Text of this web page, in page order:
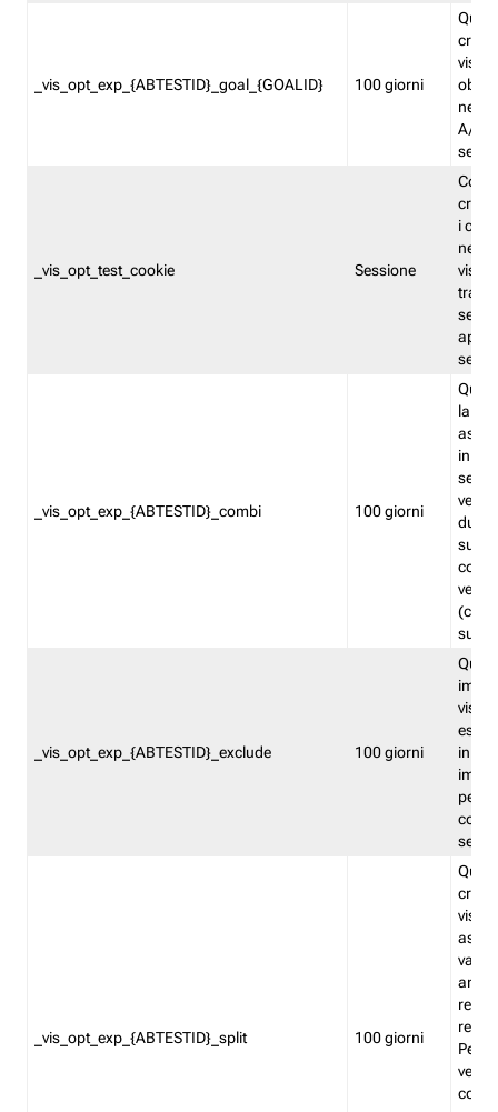
_vis_opt_exp_{ABTESTID}_goal_{GOALID} 100 giorni
nel
A/B.
_vis_opt_test_cookie Sessione
i
nel
_vis_opt_exp_{ABTESTID}_combi 100 giorni
la
in
_vis_opt_exp_{ABTESTID}_exclude 100 giorni
in
_vis_opt_exp_{ABTESTID}_split 100 giorni